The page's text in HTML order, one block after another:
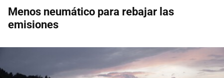
Menos neumático para rebajar las
emisiones